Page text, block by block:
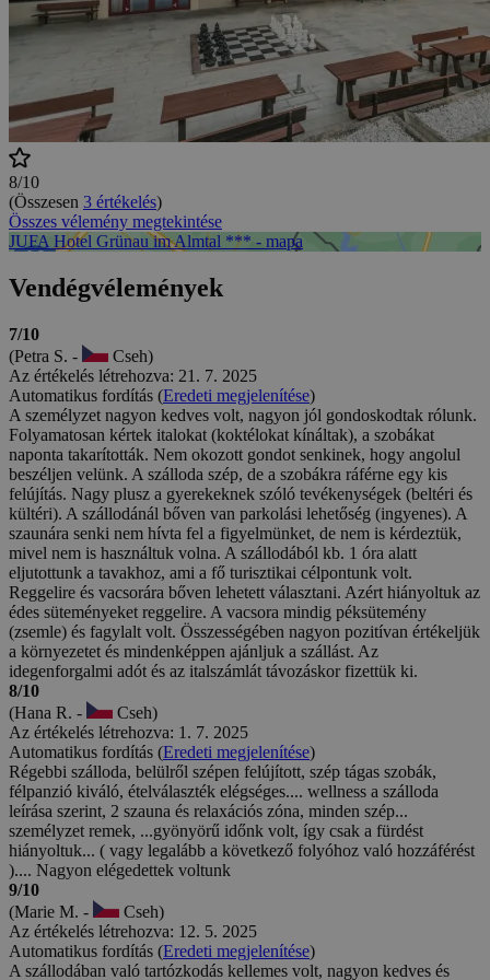
8/10
(Összesen 3 értékelés)
Összes vélemény megtekintése
JUFA Hotel Grünau im Almtal *** - mapa
Vendégvélemények
7/10
(Petra S. -
Cseh)
Az értékelés létrehozva: 21. 7. 2025
Automatikus fordítás (Eredeti megjelenítése)
A személyzet nagyon kedves volt, nagyon jól gondoskodtak rólunk.
Folyamatosan kértek italokat (koktélokat kínáltak), a szobákat
naponta takarították. Nem okozott gondot senkinek, hogy angolul
beszéljen velünk. A szálloda szép, de a szobákra ráférne egy kis
felújítás. Nagy plusz a gyerekeknek szóló tevékenységek (beltéri és
kültéri). A szállodánál bőven van parkolási lehetőség (ingyenes). A
szaunára senki nem hívta fel a figyelmünket, de nem is kérdeztük,
mivel nem is használtuk volna. A szállodából kb. 1 óra alatt
eljutottunk a tavakhoz, ami a fő turisztikai célpontunk volt.
Reggelire és vacsorára bőven lehetett választani. Azért hiányoltuk az
édes süteményeket reggelire. A vacsora mindig péksütemény
(zsemle) és fagylalt volt. Összességében nagyon pozitívan értékeljük
a környezetet és mindenképpen ajánljuk a szállást. Az
idegenforgalmi adót és az italszámlát távozáskor fizettük ki.
8/10
(Hana R. -
Cseh)
Az értékelés létrehozva: 1. 7. 2025
Automatikus fordítás (Eredeti megjelenítése)
Régebbi szálloda, belülről szépen felújított, szép tágas szobák,
félpanzió kiváló, ételválaszték elégséges.... wellness a szálloda
leírása szerint, 2 szauna és relaxációs zóna, minden szép...
személyzet remek, ...gyönyörű időnk volt, így csak a fürdést
hiányoltuk... ( vagy legalább a következő folyóhoz való hozzáférést
).... Nagyon elégedettek voltunk
9/10
(Marie M. -
Cseh)
Az értékelés létrehozva: 12. 5. 2025
Automatikus fordítás (Eredeti megjelenítése)
A szállodában való tartózkodás kellemes volt, nagyon kedves és